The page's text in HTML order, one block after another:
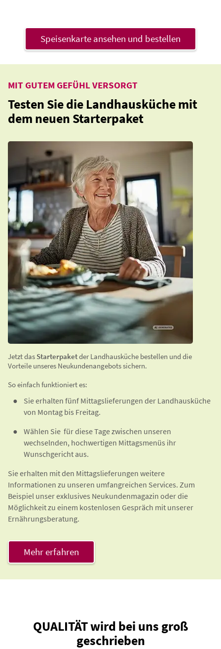
Speisenkarte ansehen und bestellen
Testen Sie die Landhausküche mit
dem neuen Starterpaket
MIT GUTEM GEFÜHL VERSORGT
Jetzt das Starterpaketder Landhausküche bestellen und die
Vorteile unseres Neukundenangebots sichern.
So einfach funktioniert es:
Sie erhalten fünf Mittagslieferungen der Landhausküche
von Montag bis Freitag.
Wählen Sie für diese Tage zwischen unseren
wechselnden, hochwertigen Mittagsmenüs ihr
Wunschgericht aus.
Sie erhalten mit den Mittagslieferungen weitere
Informationen zu unseren umfangreichen Services. Zum
Beispiel unser exklusives Neukundenmagazin oder die
Möglichkeit zu einem kostenlosen Gespräch mit unserer
Ernährungsberatung.
Mehr erfahren
QUALITÄT wird bei uns groß
geschrieben